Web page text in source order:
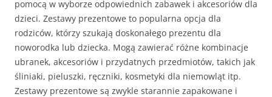
pomocą w wyborze odpowiednich zabawek i akcesoriów dla
dzieci. Zestawy prezentowe to popularna opcja dla
rodziców, którzy szukają doskonałego prezentu dla
noworodka lub dziecka. Mogą zawierać różne kombinacje
ubranek, akcesoriów i przydatnych przedmiotów, takich jak
śliniaki, pieluszki, ręczniki, kosmetyki dla niemowląt itp.
Zestawy prezentowe są zwykle starannie zapakowane i